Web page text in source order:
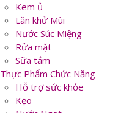
Kem ủ
Lăn khử Mùi
Nước Súc Miệng
Rửa mặt
Sữa tắm
Thực Phẩm Chức Năng
Hỗ trợ sức khỏe
Kẹo